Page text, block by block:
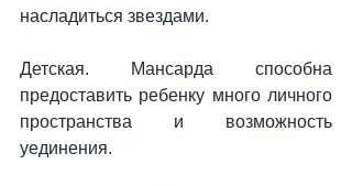
насладиться звездами.
Детская. Мансарда способна
предоставить ребенку много личного
пространства и возможность
уединения.